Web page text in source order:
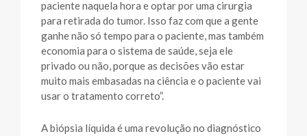
paciente naquela hora e optar por uma cirurgia
para retirada do tumor. Isso faz com que a gente
ganhe não só tempo para o paciente, mas também
economia para o sistema de saúde, seja ele
privado ou não, porque as decisões vão estar
muito mais embasadas na ciência e o paciente vai
usar o tratamento correto”.
A biópsia líquida é uma revolução no diagnóstico